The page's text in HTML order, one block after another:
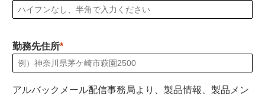
勤務先住所
アルバックメール配信事務局より、製品情報、製品メン